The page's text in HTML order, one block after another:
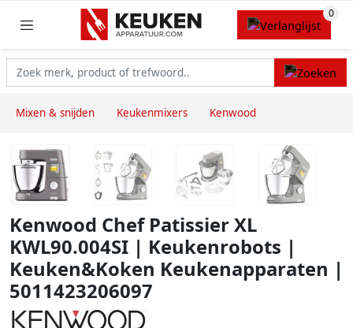
Mixen & snijden Keukenmixers Kenwood
Kenwood Chef Patissier XL
KWL90.004SI | Keukenrobots |
Keuken&Koken Keukenapparaten |
5011423206097